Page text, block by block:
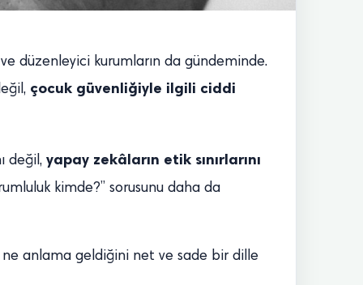
ve düzenleyici kurumların da gündeminde.
çocuk güvenliğiyle ilgili ciddi
değil, yapay zekâların etik sınırlarını
kimde?” sorusunu daha da
ne anlama geldiğini net ve sade bir dille